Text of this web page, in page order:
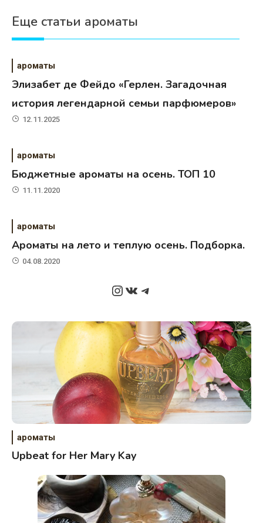
Еще статьи ароматы
ароматы
Элизабет де Фейдо «Герлен. Загадочная
история легендарной семьи парфюмеров»
12.11.2025
ароматы
Бюджетные ароматы на осень. ТОП 10
11.11.2020
ароматы
Ароматы на лето и теплую осень. Подборка.
04.08.2020
Instagram
ВКонтакте
Telegram
ароматы
Upbeat for Her Mary Kay